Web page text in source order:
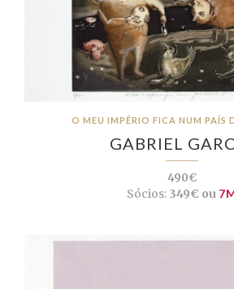
O MEU IMPÉRIO FICA NUM PAÍS
GABRIEL
490€
Sócios: 349€ ou